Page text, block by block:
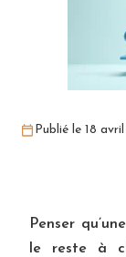
Publié le 18
Penser
le reste à